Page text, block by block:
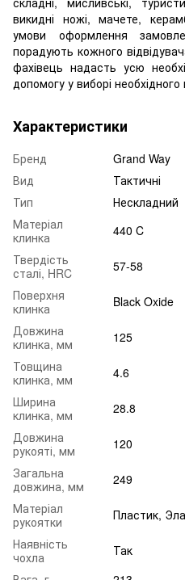
викидні ножі, мачете,
умови оформлення
порадують кожного
фахівець надасть усю
допомогу у виборі
Характеристики
Бренд
Grand Way
Вид
Тактичні
Тип
Нескладний
Матеріал
клинка
440 C
Твердість
сталі, HRC
57-58
Поверхня
клинка
Black Oxide
Довжина
клинка, мм
125
Товщина
клинка, мм
4.6
Ширина
клинка, мм
28.8
Довжина
рукояті, мм
120
Загальна
довжина, мм
249
Матеріал
рукоятки
Пластик,
Наявність
чохла
Так